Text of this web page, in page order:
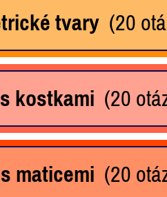
tvary (20
kostkami (20
maticemi (20